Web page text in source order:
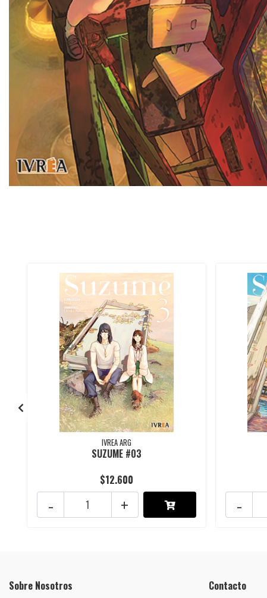
IVREA ARG
SUZUME #03
$12.600
+
- -
Sobre Nosotros Contacto